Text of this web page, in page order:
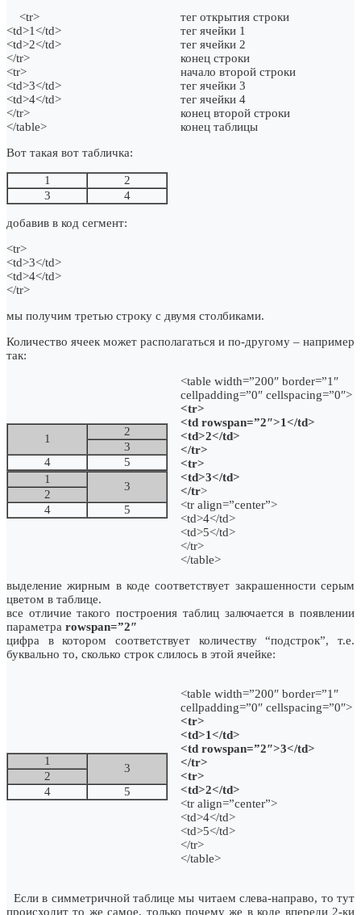
<tr>
<td>1</td>
<td>2</td>
</tr>
<tr>
<td>3</td>
<td>4</td>
</tr>
</table>
тег открытия строки
тег ячейки 1
тег ячейки 2
конец строки
начало второй строки
тег ячейки 3
тег ячейки 4
конец второй строки
конец таблицы
Вот такая вот табличка:
1
2
3
4
добавив в код сегмент:
<tr>
<td>3</td>
<td>4</td>
</tr>
мы получим третью строку с двумя столбиками.
Количество ячеек может располагаться и по-другому – например
так:
1
2
3
4
5
1
3
2
4
5
<table width=”200″ border=”1″
cellpadding=”0″ cellspacing=”0″>
<tr>
<td rowspan=”2″>1</td>
<td>2</td>
</tr>
<tr>
<td>3</td>
</tr>
<tr align=”center”>
<td>4</td>
<td>5</td>
</tr>
</table>
выделение жирным в коде соответствует закрашенности серым
цветом в таблице.
все отличие такого построения таблиц залючается в появлении
параметра rowspan=”2″
цифра в котором соответствует количеству “подстрок”, т.е.
буквально то, сколько строк слилось в этой ячейке:
1
3
2
4
5
<table width=”200″ border=”1″
cellpadding=”0″ cellspacing=”0″>
<tr>
<td>1</td>
<td rowspan=”2″>3</td>
</tr>
<tr>
<td>2</td>
<tr align=”center”>
<td>4</td>
<td>5</td>
</tr>
</table>
Если в симметричной таблице мы читаем слева-направо, то тут
происходит то же самое, только почему же в коде впереди 2-ки